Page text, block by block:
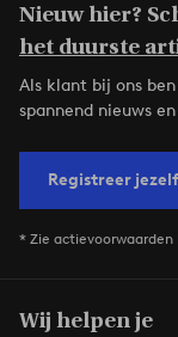
Nieuw hier?
het duurste
Als klant bij ons
spannend nieuws
Registreer jezelf
* Zie actievoorwaarden
Wij helpen je